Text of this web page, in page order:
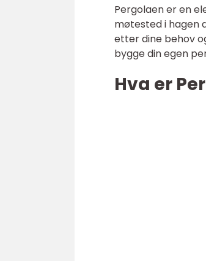
Pergolaen er en
møtested i hagen
etter dine behov
bygge din egen
Hva er